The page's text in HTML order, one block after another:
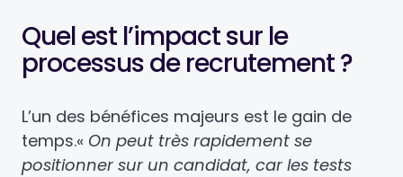
Quel est l’impact sur le
processus de recrutement ?
L’un des bénéfices majeurs est le gain de
temps.« On peut très rapidement se
positionner sur un candidat, car les tests